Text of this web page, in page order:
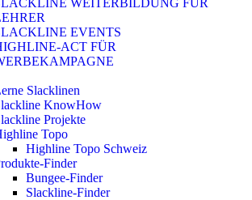
WEITERBILDUNG FÜR
EVENTS
ACT FÜR
Slacklinen
KnowHow
Projekte
Topo
Highline Topo Schweiz
Finder
Bungee-Finder
Slackline-Finder